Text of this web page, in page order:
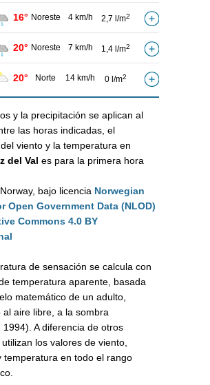
16° Noreste 4 km/h 2,7 l/m2
20° Noreste 7 km/h 1,4 l/m2
20° Norte 14 km/h 0 l/m2
y la precipitación se aplican al
las horas indicadas, el
viento y la temperatura en
del Val es para la primera hora
bajo licencia Norwegian
Open Government Data (NLOD)
Commons 4.0 BY
de sensación se calcula con
temperatura aparente, basada
matemático de un adulto,
al aire libre, a la sombra
1994). A diferencia de otros
los valores de viento,
temperatura en todo el rango